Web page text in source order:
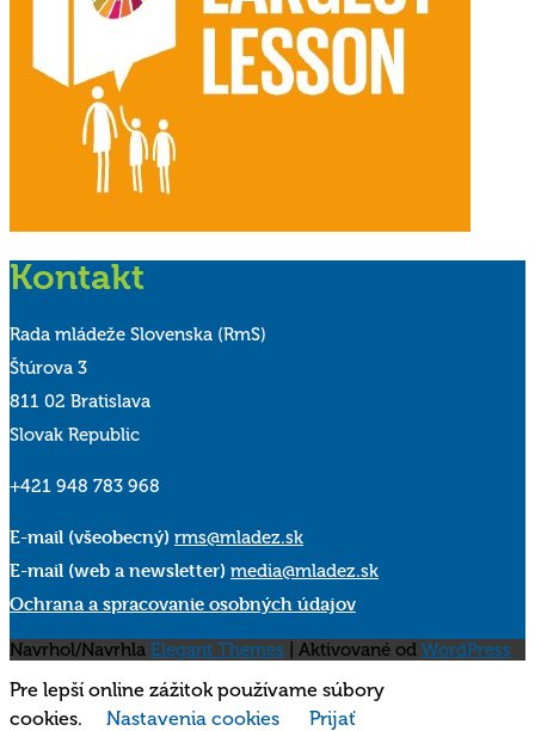
Kontakt
Rada mládeže Slovenska (RmS)
Štúrova 3
811 02 Bratislava
Slovak Republic
+421 948 783 968
E-mail (všeobecný) rms@mladez.sk
E-mail (web a newsletter) media@mladez.sk
Ochrana a spracovanie osobných údajov
Navrhol/Navrhla Elegant Themes | Aktivované od WordPress
Pre lepší online zážitok používame súbory
cookies.
Nastavenia cookies Prijať